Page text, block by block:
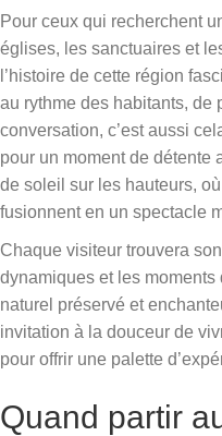
Pour ceux qui recherchent
églises, les sanctuaires et
l’histoire de cette région
au rythme des habitants, de
conversation, c’est aussi
pour un moment de détente
de soleil sur les hauteurs,
fusionnent en un spectacle
Chaque visiteur trouvera
dynamiques et les moments
naturel préservé et
invitation à la douceur de
pour offrir une palette
Quand partir